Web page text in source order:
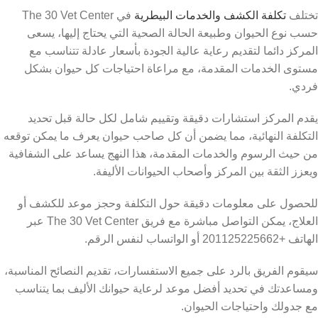
تختلف تكلفة الكشف والخدمات البيطرية
في The 30 Vet Center
حسب نوع الحيوان وطبيعة الحالة الصحية التي يحتاج إليها، يسعى
المركز دائما لتقديم رعاية عالية الجودة بأسعار عادلة تتناسب مع
مستوى الخدمات المقدمة، مع مراعاة احتياجات كل حيوان بشكل
فردي.
يقدم المركز استشارات دقيقة وتقييم شامل لكل حالة قبل تحديد
التكلفة النهائية، مما يضمن أن كل صاحب حيوان يعرف ما يمكن توقعه
من حيث الرسوم والخدمات المقدمة، هذا النهج يساعد على الشفافية
ويعزز الثقة بين المركز وأصحاب الحيوانات الأليفة.
للحصول على معلومات دقيقة حول التكلفة وحجز موعد للكشف أو
العلاج، يمكن التواصل مباشرة مع فريق The 30 Vet Center عبر
الهاتف +201125225662 أو الواتساب لنفس الرقم.
سيقوم الفريق بالرد على جميع الاستفسارات، تقديم النصائح المناسبة،
ومساعدتك في تحديد أفضل موعد لرعاية حيوانك الأليف بما يتناسب
مع جدولك واحتياجات الحيوان.